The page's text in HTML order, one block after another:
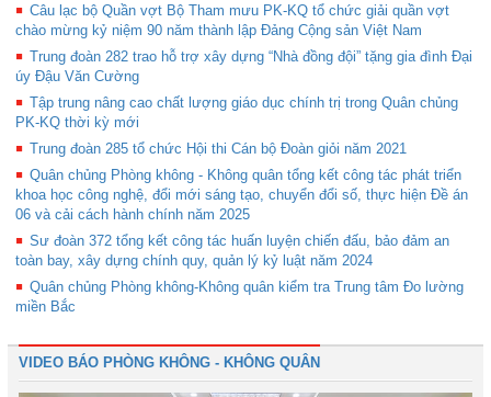
Câu lạc bộ Quần vợt Bộ Tham mưu PK-KQ tổ chức giải quần vợt
chào mừng kỷ niệm 90 năm thành lập Đảng Cộng sản Việt Nam
Trung đoàn 282 trao hỗ trợ xây dựng “Nhà đồng đội” tặng gia đình Đại
úy Đậu Văn Cường
Tập trung nâng cao chất lượng giáo dục chính trị trong Quân chủng
PK-KQ thời kỳ mới
Trung đoàn 285 tổ chức Hội thi Cán bộ Đoàn giỏi năm 2021
Quân chủng Phòng không - Không quân tổng kết công tác phát triển
khoa học công nghệ, đổi mới sáng tạo, chuyển đổi số, thực hiện Đề án
06 và cải cách hành chính năm 2025
Sư đoàn 372 tổng kết công tác huấn luyện chiến đấu, bảo đảm an
toàn bay, xây dựng chính quy, quản lý kỷ luật năm 2024
Quân chủng Phòng không-Không quân kiểm tra Trung tâm Đo lường
miền Bắc
VIDEO BÁO PHÒNG KHÔNG - KHÔNG QUÂN